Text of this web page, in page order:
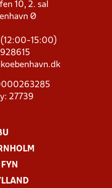
10, 2. sal
Ø
(12:00-15:00)
27739